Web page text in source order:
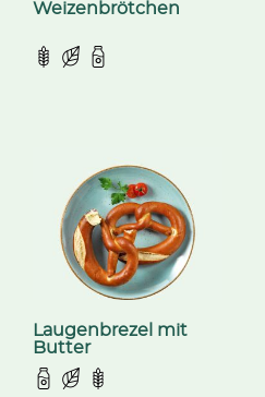
Weizenbrötchen
Laugenbrezel mit
Butter